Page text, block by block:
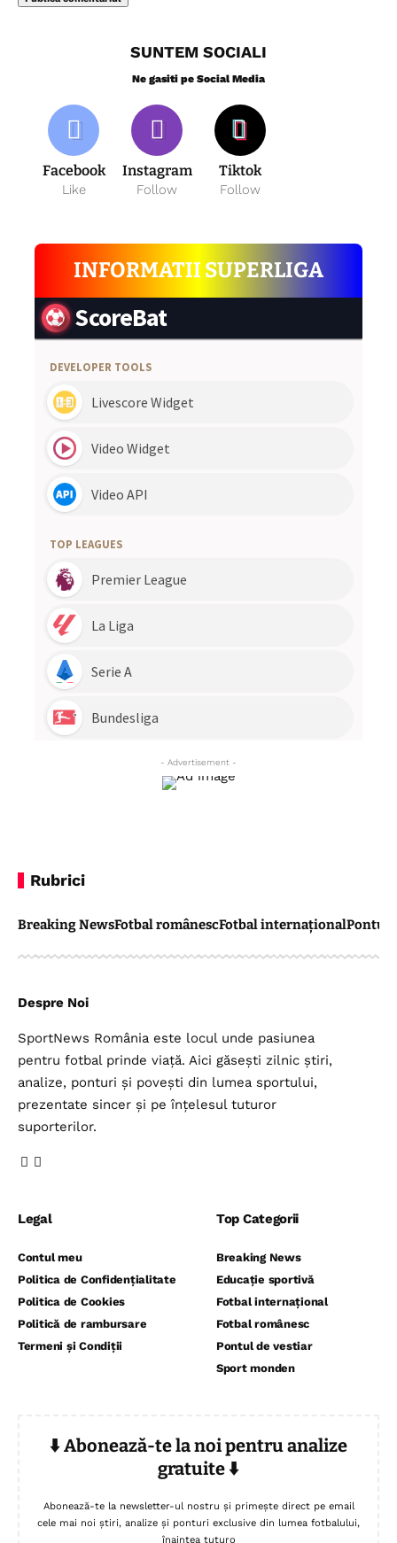
SUNTEM SOCIALI
Ne gasiti pe Social Media
Facebook
Like
Instagram
Follow
Tiktok
Follow
INFORMATII SUPERLIGA
- Advertisement -
Rubrici
Breaking NewsFotbal românescFotbal internaționalPontul
Despre Noi
SportNews România este locul unde pasiunea
pentru fotbal prinde viață. Aici găsești zilnic știri,
analize, ponturi și povești din lumea sportului,
prezentate sincer și pe înțelesul tuturor
suporterilor.
Legal
Contul meu
Politica de Confidențialitate
Politica de Cookies
Politică de rambursare
Termeni și Condiții
Top Categorii
Breaking News
Educație sportivă
Fotbal internațional
Fotbal românesc
Pontul de vestiar
Sport monden
⬇️ Abonează-te la noi pentru analize
gratuite ⬇️
Abonează-te la newsletter-ul nostru și primește direct pe email
cele mai noi știri, analize și ponturi exclusive din lumea fotbalului,
înaintea tuturo